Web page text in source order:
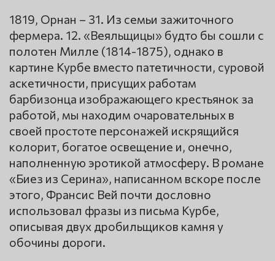
1819, Орнан – 31. Из семьи зажиточного
фермера. 12. «Веяльщицы» будто бы сошли с
полотен Милле (1814-1875), однако в
картине Курбе вместо патетичности, суровой
аскетичности, присущих работам
барбизонца изображающего крестьянок за
работой, мы находим очаровательных в
своей простоте персонажей искрящийся
колорит, богатое освещение и, онечно,
наполненную эротикой атмосферу. В романе
«Биез из Серина», написанном вскоре после
этого, Франсис Вей почти дословно
использовал фразы из письма Курбе,
описывая двух дробильщиков камня у
обочины дороги.